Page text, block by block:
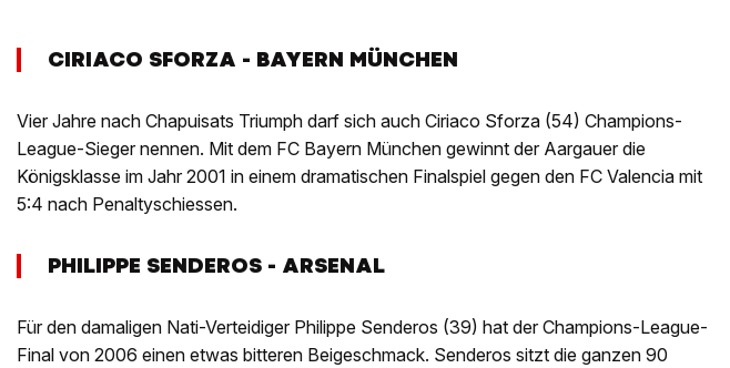
CIRIACO SFORZA - BAYERN MÜNCHEN
Vier Jahre nach Chapuisats Triumph darf sich auch Ciriaco Sforza (54) Champions-
League-Sieger nennen. Mit dem FC Bayern München gewinnt der Aargauer die
Königsklasse im Jahr 2001 in einem dramatischen Finalspiel gegen den FC Valencia mit
5:4 nach Penaltyschiessen.
PHILIPPE SENDEROS - ARSENAL
Für den damaligen Nati-Verteidiger Philippe Senderos (39) hat der Champions-League-
Final von 2006 einen etwas bitteren Beigeschmack. Senderos sitzt die ganzen 90